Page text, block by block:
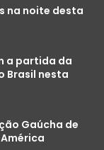
na noite desta
a partida da
Brasil nesta
Gaúcha de